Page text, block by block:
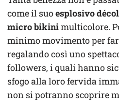
come il suoesplosivo
micro bikinimulticolore.
minimo movimento per
regalando così uno
followers, i quali hanno
sfogo alla loro fervida
non si potranno scoprire